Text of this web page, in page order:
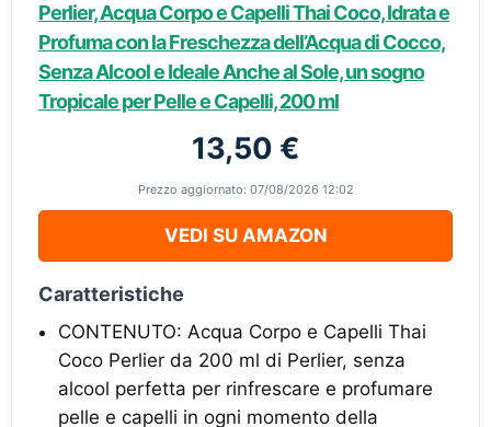
Perlier, Acqua Corpo e Capelli Thai Coco, Idrata e
Profuma con la Freschezza dell’Acqua di Cocco,
Senza Alcool e Ideale Anche al Sole, un sogno
Tropicale per Pelle e Capelli, 200 ml
13,50 €
Prezzo aggiornato: 07/08/2026 12:02
VEDI SU AMAZON
Caratteristiche
CONTENUTO: Acqua Corpo e Capelli Thai
Coco Perlier da 200 ml di Perlier, senza
alcool perfetta per rinfrescare e profumare
pelle e capelli in ogni momento della